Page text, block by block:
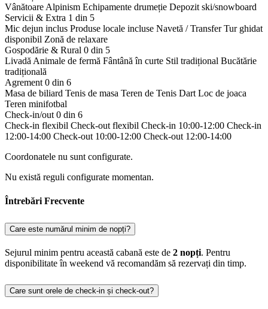
Vânătoare Alpinism Echipamente drumeție Depozit ski/snowboard
Servicii & Extra 1 din 5
Mic dejun inclus Produse locale incluse Navetă / Transfer Tur ghidat
disponibil Zonă de relaxare
Gospodărie & Rural 0 din 5
Livadă Animale de fermă Fântână în curte Stil tradițional Bucătărie
tradițională
Agrement 0 din 6
Masa de biliard Tenis de masa Teren de Tenis Dart Loc de joaca
Teren minifotbal
Check-in/out 0 din 6
Check-in flexibil Check-out flexibil Check-in 10:00-12:00 Check-in
12:00-14:00 Check-out 10:00-12:00 Check-out 12:00-14:00
Coordonatele nu sunt configurate.
Nu există reguli configurate momentan.
Întrebări Frecvente
Care este numărul minim de nopți?
Sejurul minim pentru această cabană este de 2 nopți. Pentru
disponibilitate în weekend vă recomandăm să rezervați din timp.
Care sunt orele de check-in și check-out?